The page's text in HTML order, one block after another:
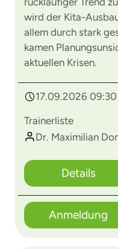
wird der Kita-
allem durch stark
kamen
aktuellen Krisen.
17.09.2026
Trainerliste
Dr. Maximilian
Details
Anmeldung